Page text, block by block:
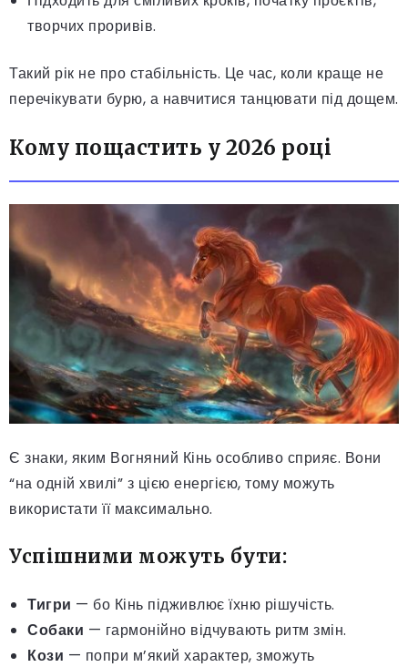
творчих проривів.
Такий рік не про стабільність. Це час, коли краще не
перечікувати бурю, а навчитися танцювати під дощем.
Кому пощастить у 2026 році
Є знаки, яким Вогняний Кінь особливо сприяє. Вони
“на одній хвилі” з цією енергією, тому можуть
використати її максимально.
Успішними можуть бути:
Тигри — бо Кінь підживлює їхню рішучість.
Собаки — гармонійно відчувають ритм змін.
Кози — попри м’який характер, зможуть